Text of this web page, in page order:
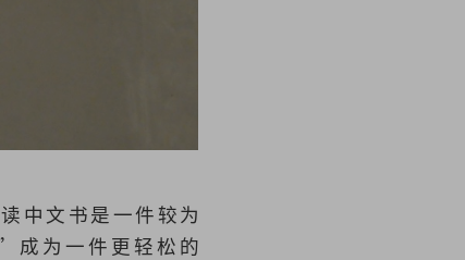
中文书是一件较为
成为一件更轻松的